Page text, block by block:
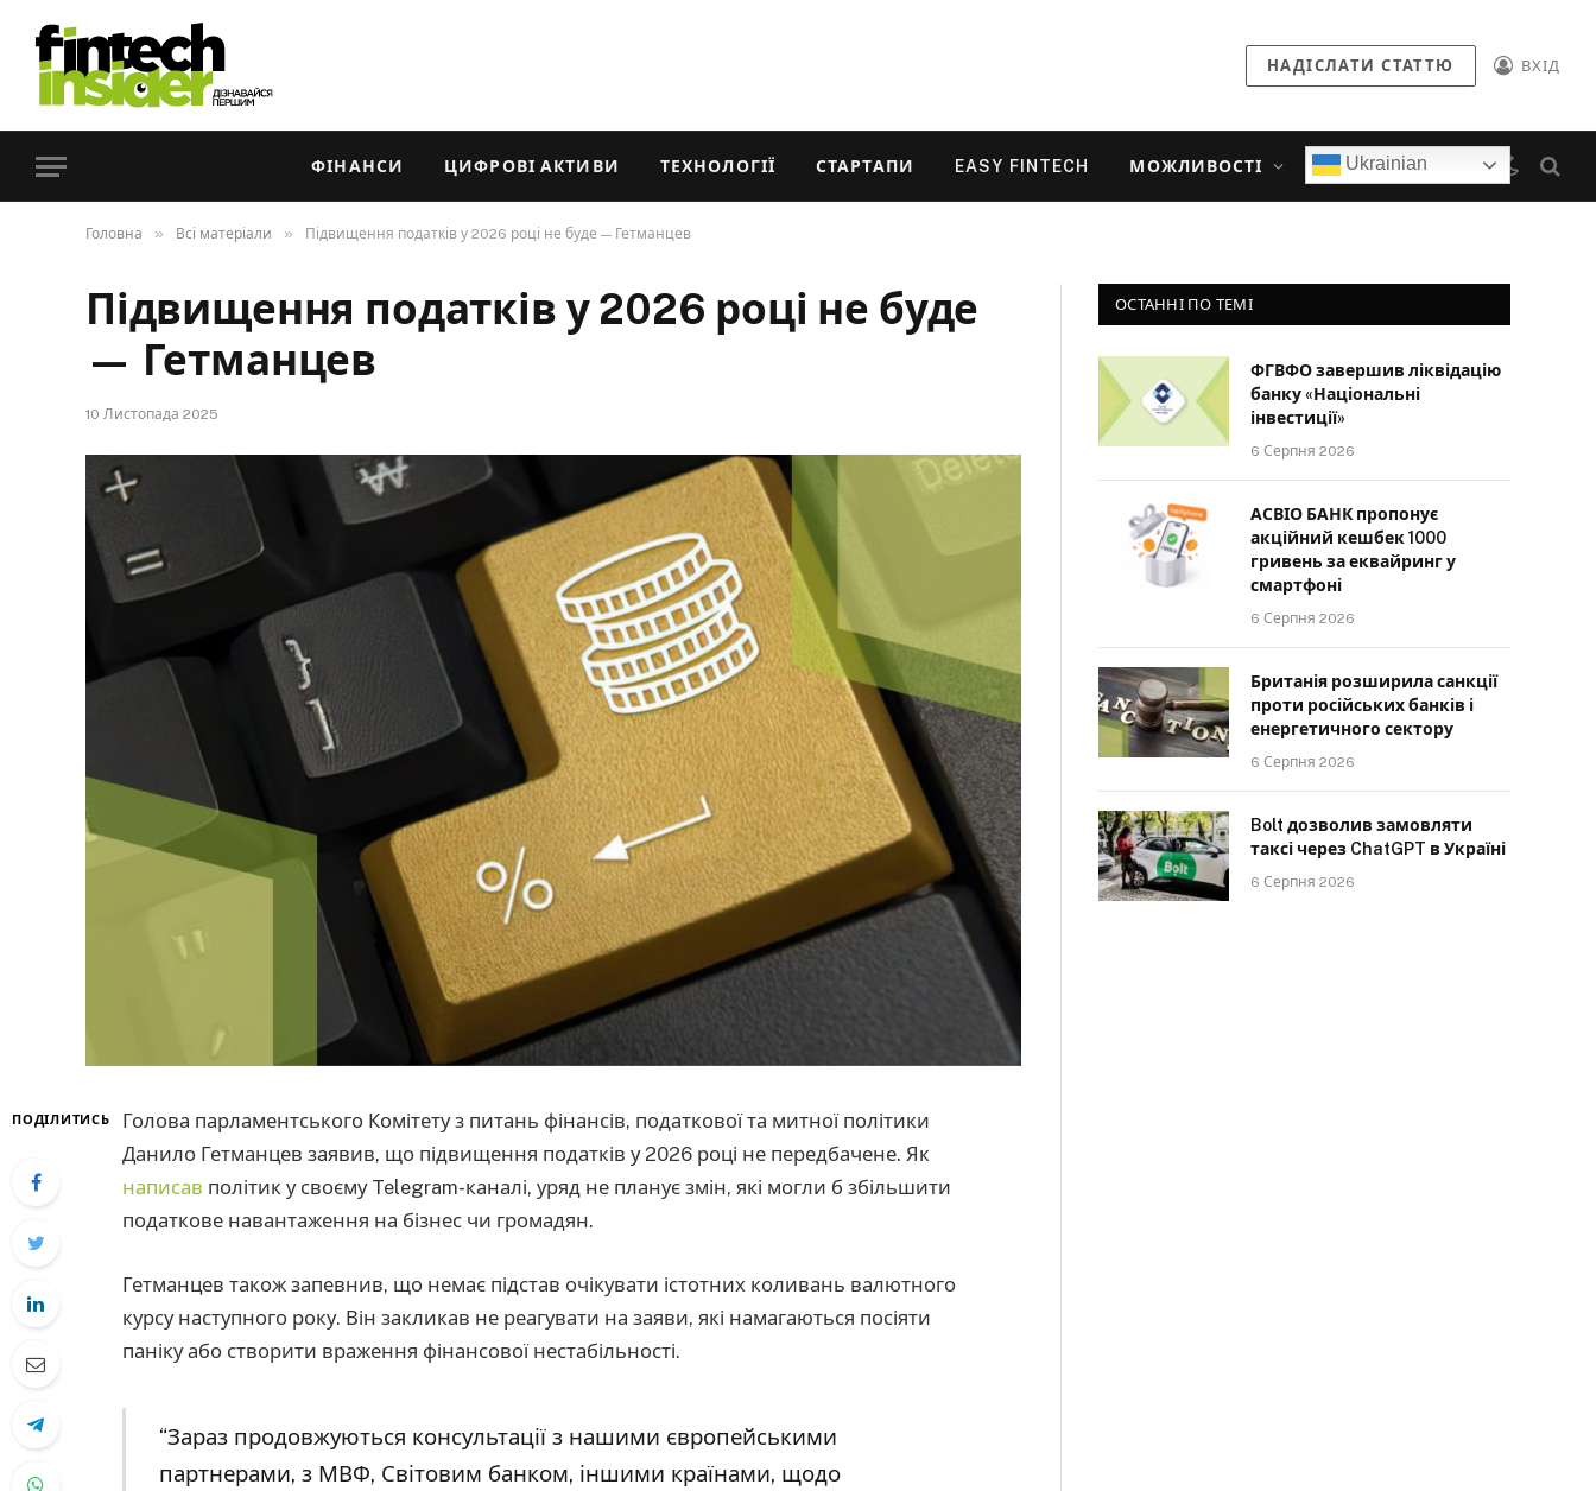
НАДІСЛАТИ СТАТТЮ ВХІД
ФІНАНСИ ЦИФРОВІ АКТИВИ ТЕХНОЛОГІЇ СТАРТАПИ EASY FINTECH МОЖЛИВОСТІ Ukrainian
Головна » Всі матеріали » Підвищення податків у 2026 році не буде — Гетманцев
Підвищення податків у 2026 році не буде
— Гетманцев
10 Листопада 2025
ПОДІЛИТИСЬ
Голова парламентського Комітету з питань фінансів, податкової та митної політики
Данило Гетманцев заявив, що підвищення податків у 2026 році не передбачене. Як
написав політик у своєму Telegram-каналі, уряд не планує змін, які могли б збільшити
податкове навантаження на бізнес чи громадян.
Гетманцев також запевнив, що немає підстав очікувати істотних коливань валютного
курсу наступного року. Він закликав не реагувати на заяви, які намагаються посіяти
паніку або створити враження фінансової нестабільності.
“Зараз продовжуються консультації з нашими європейськими
партнерами, з МВФ, Світовим банком, іншими країнами, щодо
ОСТАННІ ПО ТЕМІ
ФГВФО завершив ліквідацію
банку «Національні
інвестиції»
6 Серпня 2026
АСВІО БАНК пропонує
акційний кешбек 1000
гривень за еквайринг у
смартфоні
6 Серпня 2026
Британія розширила санкції
проти російських банків і
енергетичного сектору
6 Серпня 2026
Bolt дозволив замовляти
таксі через ChatGPT в Україні
6 Серпня 2026